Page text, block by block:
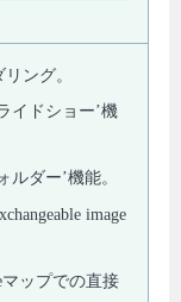
ング。
イドショー’機
ダー’機能。
image
ップでの直接